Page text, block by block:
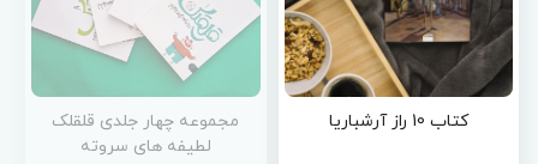
کتاب 10 راز آرشباریا
مجموعه چهار جلدی قلقلک
لطیفه های سروته